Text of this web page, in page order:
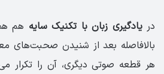
دریادگیری زبان با تکنیک سایه هم
بالافاصله بعد از شنیدن صحبت‌های
هر قطعه صوتی دیگری، آن را